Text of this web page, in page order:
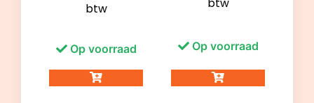
btw
Op voorraad Op voorraad